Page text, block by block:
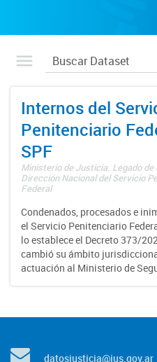
Internos del
Penitenciario
SPF
Ministerio de Justicia. Legado de
Dirección Nacional del Servicio
Federal
Condenados, procesados e
el Servicio Penitenciario
lo establece el Decreto 373/
cambió su ámbito
actuación al Ministerio de
datosjusticia@jus.gov.ar